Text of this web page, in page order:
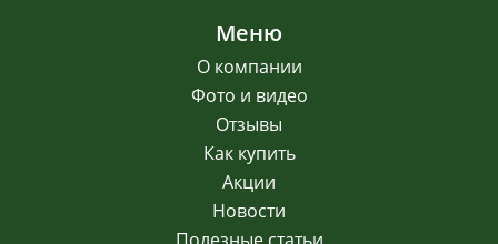
Меню
О компании
Фото и видео
Отзывы
Как купить
Акции
Новости